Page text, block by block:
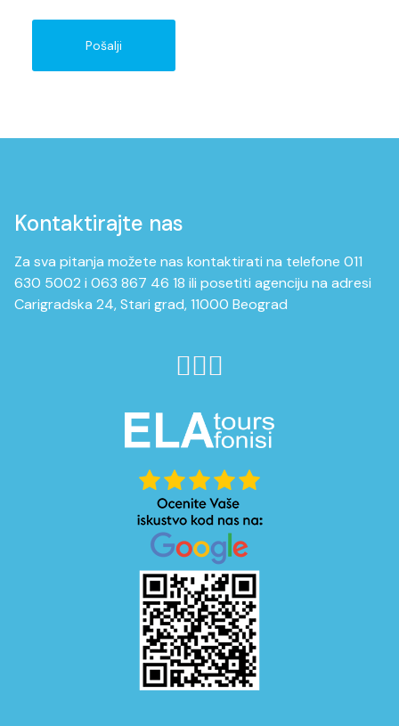
Pošalji
Kontaktirajte nas
Za sva pitanja možete nas kontaktirati na telefone 011
630 5002 i 063 867 46 18 ili posetiti agenciju na adresi
Carigradska 24, Stari grad, 11000 Beograd